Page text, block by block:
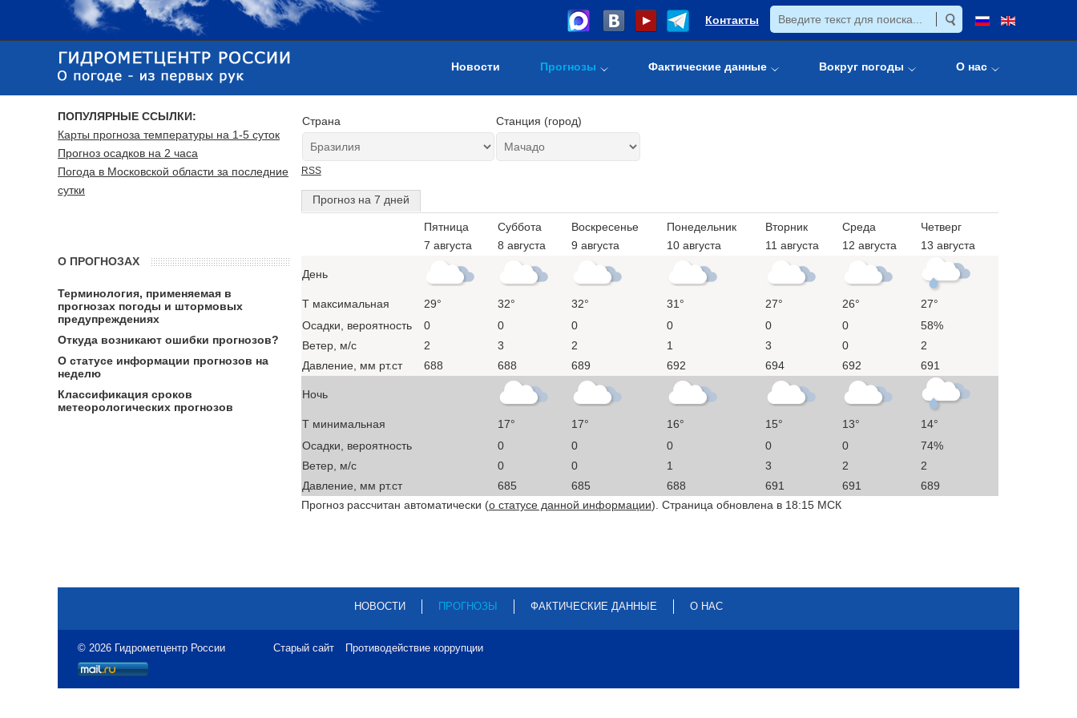
Контакты
Новости Прогнозы Фактические данные Вокруг погоды О нас
Страна Станция (город)
RSS
Прогноз на 7 дней
Пятница
7 августа
Суббота
8 августа
Воскресенье
9 августа
Понедельник
10 августа
Вторник
11 августа
Среда
12 августа
Четверг
13 августа
День
T максимальная 29° 32° 32° 31° 27° 26°
27°
Осадки, вероятность
0 0 0 0 0 0
58%
Ветер, м/с
2 3 2 1 3 0
2
Давление, мм рт.ст
688 688 689 692 694 692 691
Ночь
T минимальная 17° 17° 16° 15° 13°
14°
Осадки, вероятность
0 0 0 0 0
74%
Ветер, м/с
0 0 1 3 2
2
Давление, мм рт.ст
685 685 688 691 691
689
Прогноз рассчитан автоматически (о статусе данной информации). Страница обновлена в 18:15 МСК
ПОПУЛЯРНЫЕ ССЫЛКИ:
Карты прогноза температуры на 1-5 суток
Прогноз осадков на 2 часа
Погода в Московской области за последние
сутки
О ПРОГНОЗАХ
Терминология, применяемая в
прогнозах погоды и штормовых
предупреждениях
Откуда возникают ошибки прогнозов?
О статусе информации прогнозов на
неделю
Классификация сроков
метеорологических прогнозов
НОВОСТИ ПРОГНОЗЫ ФАКТИЧЕСКИЕ ДАННЫЕ О НАС
© 2026 Гидрометцентр России Старый сайт Противодействие коррупции